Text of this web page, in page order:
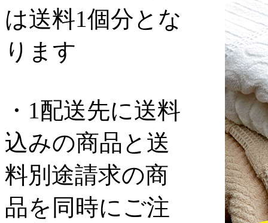
は送料1個分とな
ります
・1配送先に送料
込みの商品と送
料別途請求の商
品を同時にご注